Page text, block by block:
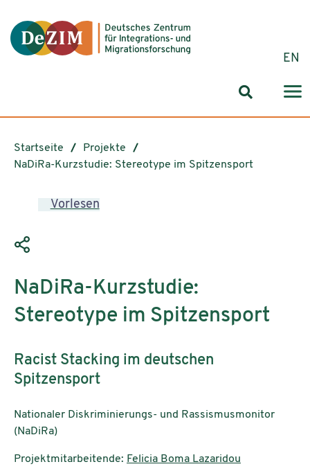
EN
Startseite
Projekte
NaDiRa-Kurzstudie: Stereotype im Spitzensport
Vorlesen
NaDiRa-Kurzstudie:
Stereotype im Spitzensport
Racist Stacking im deutschen
Spitzensport
Nationaler Diskriminierungs- und Rassismusmonitor
(NaDiRa)
Projektmitarbeitende: Felicia Boma Lazaridou